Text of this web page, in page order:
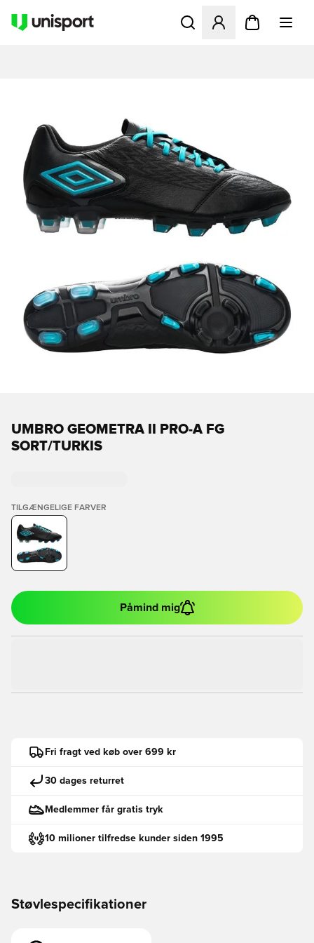
Åbner en Modal til at
UMBRO GEOMETRA II PRO-A FG
SORT/TURKIS
TILGÆNGELIGE FARVER
Påmind mig
Fri fragt ved køb over 699 kr
30 dages returret
Medlemmer får gratis tryk
10 milioner tilfredse kunder siden 1995
Støvlespecifikationer